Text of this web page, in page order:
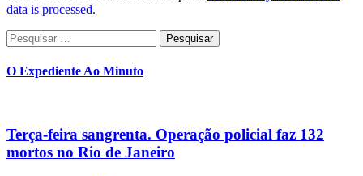
data is processed.
Pesquisar
por:
O Expediente Ao Minuto
Terça-feira sangrenta. Operação policial faz 132
mortos no Rio de Janeiro